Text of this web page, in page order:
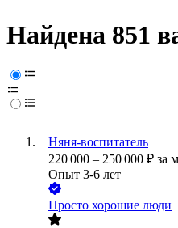
Найдена 851
Няня-воспитатель
220 000 – 250 000 ₽ за
Опыт 3-6 лет
Просто хорошие люди